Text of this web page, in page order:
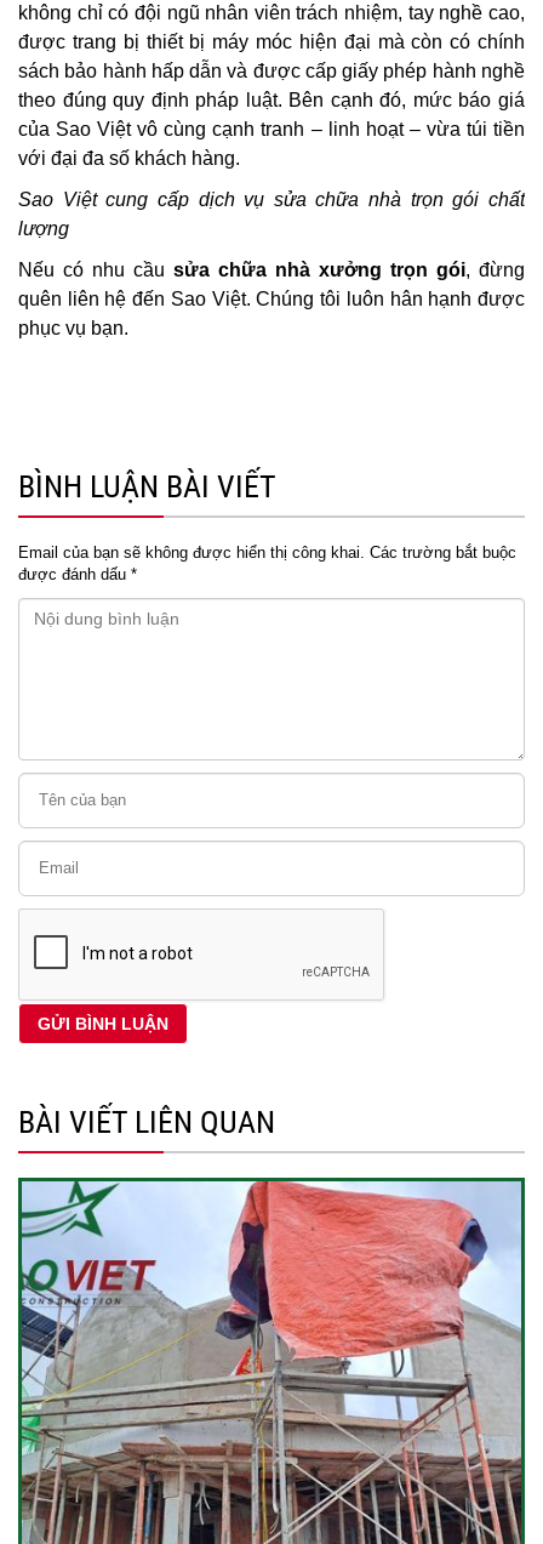
không chỉ có đội ngũ nhân viên trách nhiệm, tay nghề cao,
được trang bị thiết bị máy móc hiện đại mà còn có chính
sách bảo hành hấp dẫn và được cấp giấy phép hành nghề
theo đúng quy định pháp luật. Bên cạnh đó, mức báo giá
của Sao Việt vô cùng cạnh tranh – linh hoạt – vừa túi tiền
với đại đa số khách hàng.
Sao Việt cung cấp dịch vụ sửa chữa nhà trọn gói chất
lượng
Nếu có nhu cầu sửa chữa nhà xưởng trọn gói, đừng
quên liên hệ đến Sao Việt. Chúng tôi luôn hân hạnh được
phục vụ bạn.
BÌNH LUẬN BÀI VIẾT
Email của bạn sẽ không được hiển thị công khai. Các trường bắt buộc
được đánh dấu *
BÀI VIẾT LIÊN QUAN